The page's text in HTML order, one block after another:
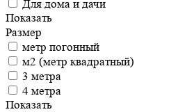
Для дома и дачи
Показать
Размер
метр погонный
м2 (метр квадратный)
3 метра
4 метра
Показать